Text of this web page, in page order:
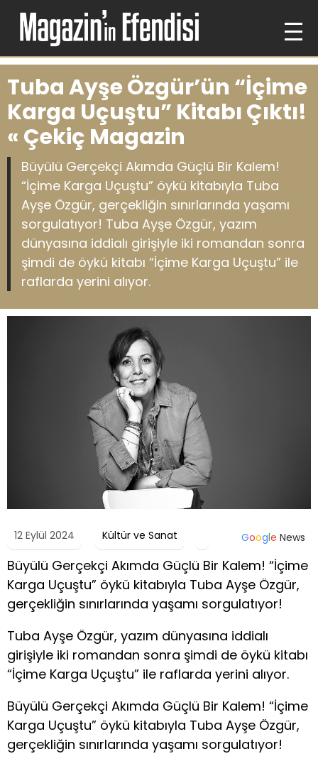
Tuba Ayşe Özgür’ün “İçime
Karga Uçuştu” Kitabı Çıktı!
« Çekiç Magazin
Büyülü Gerçekçi Akımda Güçlü Bir Kalem!
“İçime Karga Uçuştu” öykü kitabıyla Tuba
Ayşe Özgür, gerçekliğin sınırlarında yaşamı
sorgulatıyor! Tuba Ayşe Özgür, yazım
dünyasına iddialı girişiyle iki romandan sonra
şimdi de öykü kitabı “İçime Karga Uçuştu” ile
raflarda yerini alıyor.
12 Eylül 2024 Kültür ve Sanat Google News
Büyülü Gerçekçi Akımda Güçlü Bir Kalem! “İçime
Karga Uçuştu” öykü kitabıyla Tuba Ayşe Özgür,
gerçekliğin sınırlarında yaşamı sorgulatıyor!
Tuba Ayşe Özgür, yazım dünyasına iddialı
girişiyle iki romandan sonra şimdi de öykü kitabı
“İçime Karga Uçuştu” ile raflarda yerini alıyor.
Büyülü Gerçekçi Akımda Güçlü Bir Kalem! “İçime
Karga Uçuştu” öykü kitabıyla Tuba Ayşe Özgür,
gerçekliğin sınırlarında yaşamı sorgulatıyor!